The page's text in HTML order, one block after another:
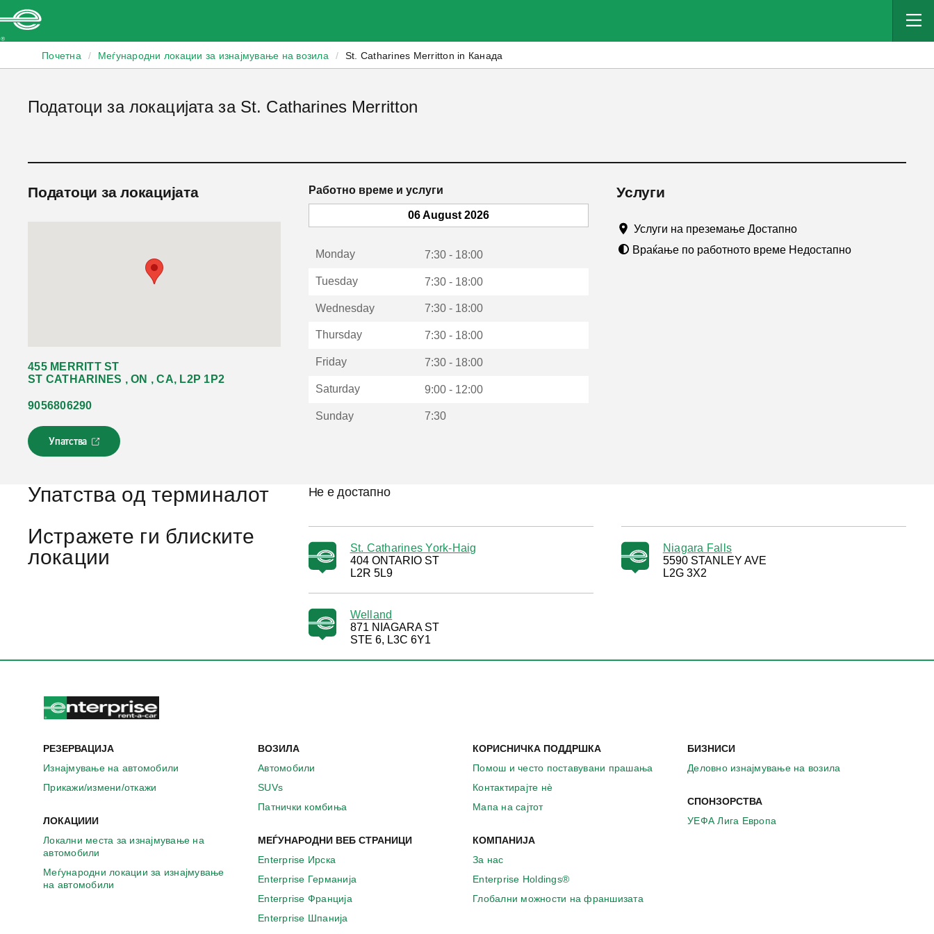
Почетна / Меѓународни локации за изнајмување на возила / St. Catharines Merritton in Канада
Податоци за локацијата за St. Catharines Merritton
Податоци за локацијата
455 MERRITT ST
ST CATHARINES , ON , CA, L2P 1P2
9056806290
Упатства
Л
и
о
е
о
в
о
п
о
з
р
е
Работно време и услуги
06 August 2026
Monday 7:30 - 18:00
Tuesday 7:30 - 18:00
Wednesday 7:30 - 18:00
Thursday 7:30 - 18:00
Friday 7:30 - 18:00
Saturday 9:00 - 12:00
Sunday 7:30
Услуги
Услуги на преземање Достапно
Враќање по работното време Недостапно
Упатства од терминалот Не е достапно
Истражете ги блиските
локации
St. Catharines York-Haig
404 ONTARIO ST
L2R 5L9
Niagara Falls
5590 STANLEY AVE
L2G 3X2
Welland
871 NIAGARA ST
STE 6, L3C 6Y1
РЕЗЕРВАЦИЈА
Изнајмување на автомобили
Прикажи/измени/откажи
ЛОКАЦИИИ
Локални места за изнајмување на
автомобили
Меѓународни локации за изнајмување
на автомобили
ВОЗИЛА
Автомобили
SUVs
Патнички комбиња
МЕЃУНАРОДНИ ВЕБ СТРАНИЦИ
Enterprise Ирска
Enterprise Германија
Enterprise Франција
Enterprise Шпанија
КОРИСНИЧКА ПОДДРШКА
Помош и често поставувани прашања
Контактирајте нѐ
Мапа на сајтот
КОМПАНИЈА
За нас
Enterprise Holdings®
Глобални можности на франшизата
БИЗНИСИ
Деловно изнајмување на возила
СПОНЗОРСТВА
УЕФА Лига Европа